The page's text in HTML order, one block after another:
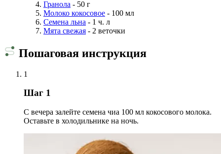
Гранола - 50 г
Молоко кокосовое - 100 мл
Семена льна - 1 ч. л
Мята свежая - 2 веточки
Пошаговая инструкция
1
Шаг 1
С вечера залейте семена чиа 100 мл кокосового молока.
Оставьте в холодильнике на ночь.